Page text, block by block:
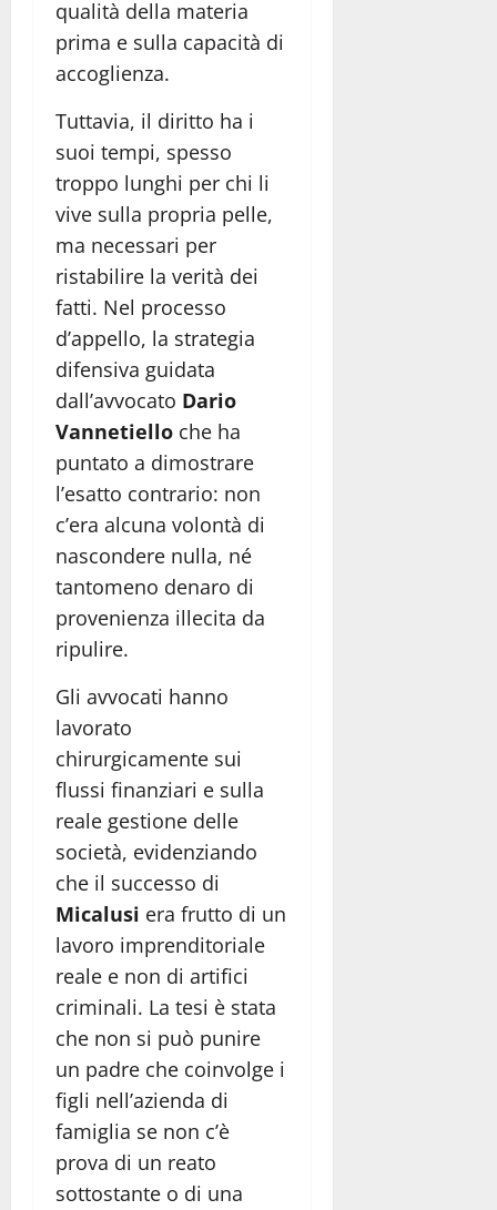
qualità della materia
prima e sulla capacità di
accoglienza.
Tuttavia, il diritto ha i
suoi tempi, spesso
troppo lunghi per chi li
vive sulla propria pelle,
ma necessari per
ristabilire la verità dei
fatti. Nel processo
d’appello, la strategia
difensiva guidata
dall’avvocato Dario
Vannetiello che ha
puntato a dimostrare
l’esatto contrario: non
c’era alcuna volontà di
nascondere nulla, né
tantomeno denaro di
provenienza illecita da
ripulire.
Gli avvocati hanno
lavorato
chirurgicamente sui
flussi finanziari e sulla
reale gestione delle
società, evidenziando
che il successo di
Micalusi era frutto di un
lavoro imprenditoriale
reale e non di artifici
criminali. La tesi è stata
che non si può punire
un padre che coinvolge i
figli nell’azienda di
famiglia se non c’è
prova di un reato
sottostante o di una